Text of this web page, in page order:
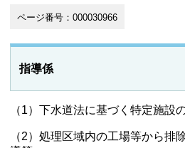
ページ番号：000030966
指導係
（1）下水道法に基づく特定施設
（2）処理区域内の工場等から排